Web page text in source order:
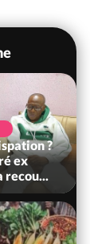
?
ex
recou...